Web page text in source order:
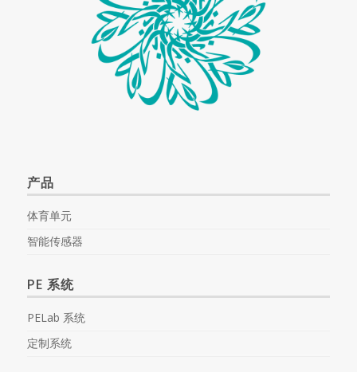
产品
体育单元
智能传感器
PE 系统
PELab 系统
定制系统